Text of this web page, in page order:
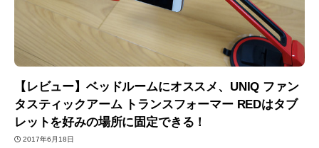
【レビュー】ベッドルームにオススメ、UNIQ ファン
タスティックアーム トランスフォーマー REDはタブ
レットを好みの場所に固定できる！
2017年6月18日